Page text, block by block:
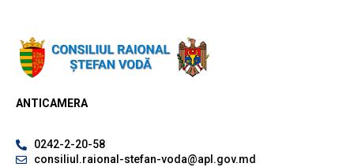
ANTICAMERA
0242-2-20-58
consiliul.raional-stefan-voda@apl.gov.md